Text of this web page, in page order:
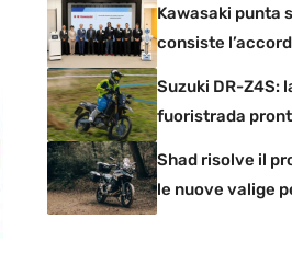
Kawasaki punta
consiste
Suzuki DR-Z4S:
fuoristrada
Shad risolve il
le nuove valige